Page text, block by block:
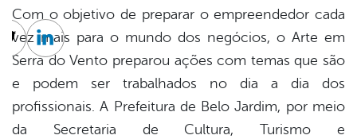
Com o objetivo de preparar o empreendedor cada
vez mais para o mundo dos negócios, o Arte em
Serra do Vento preparou ações com temas que são
e podem ser trabalhados no dia a dia dos
profissionais. A Prefeitura de Belo Jardim, por meio
da Secretaria de Cultura, Turismo e
Twitter
Linkedin